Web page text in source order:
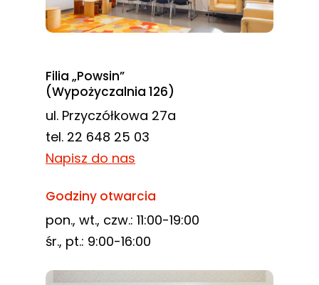
Filia „Powsin”
(Wypożyczalnia 126)
ul. Przyczółkowa 27a
tel. 22 648 25 03
Napisz do nas
Godziny otwarcia
pon., wt., czw.: 11:00-19:00
śr., pt.: 9:00-16:00